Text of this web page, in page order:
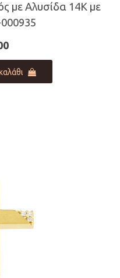
με Αλυσίδα 14Κ με
000935